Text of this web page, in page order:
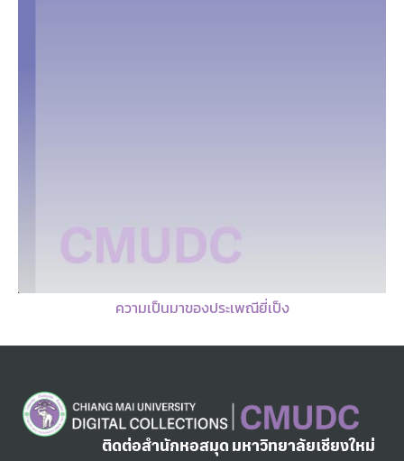
ความเป็นมาของประเพณียี่เป็ง
ติดต่อสำนักหอสมุด มหาวิทยาลัยเชียงใหม่